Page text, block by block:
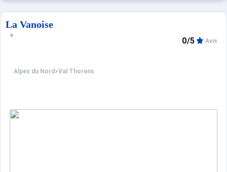
La Vanoise
Alpes du Nord >Val Thorens
0/5 Avis